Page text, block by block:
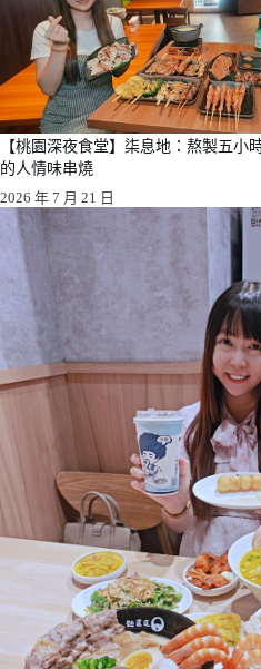
【桃園深夜食堂】柒息地：熬製五小
的人情味串燒
2026 年 7 月 21 日